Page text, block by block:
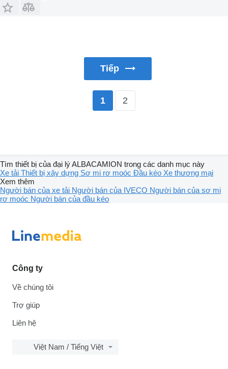
Tiếp
1 2
Tìm thiết bị của đại lý ALBACAMION trong các danh mục này
Xe tải Thiết bị xây dựng Sơ mi rơ moóc Đầu kéo Xe thương mại
Xem thêm
Người bán của xe tải Người bán của IVECO Người bán của sơ mi
rơ moóc Người bán của đầu kéo
Công ty
Về chúng tôi
Trợ giúp
Liên hệ
Việt Nam / Tiếng Việt